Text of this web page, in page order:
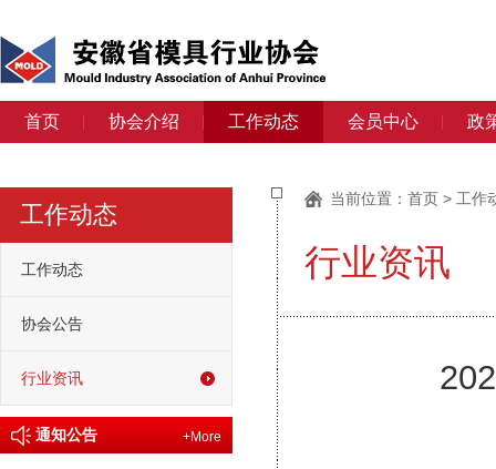
首页 协会介绍 工作动态 会员中心 政
工作动态
工作动态
协会公告
行业资讯
+More
通知公告
当前位置： 首页 > 工作
行业资讯